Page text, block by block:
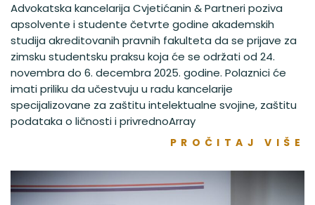
Advokatska kancelarija Cvjetićanin & Partneri poziva
apsolvente i studente četvrte godine akademskih
studija akreditovanih pravnih fakulteta da se prijave za
zimsku studentsku praksu koja će se održati od 24.
novembra do 6. decembra 2025. godine. Polaznici će
imati priliku da učestvuju u radu kancelarije
specijalizovane za zaštitu intelektualne svojine, zaštitu
podataka o ličnosti i privrednoArray
PROČITAJ VIŠE